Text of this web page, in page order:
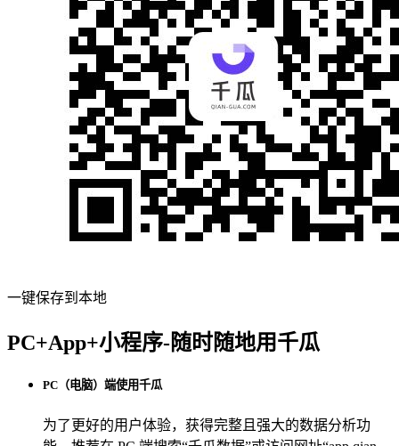
一键保存到本地
PC+App+小程序-随时随地用千瓜
PC（电脑）端使用千瓜
为了更好的用户体验，获得完整且强大的数据分析功